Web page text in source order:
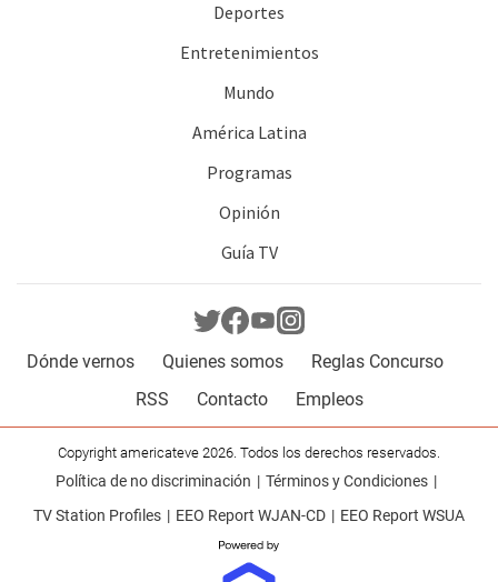
Deportes
Entretenimientos
Mundo
América Latina
Programas
Opinión
Guía TV
Dónde vernos Quienes somos
Reglas Concurso
RSS
Contacto Empleos
Copyright americateve 2026. Todos los derechos reservados.
Política de no discriminación
Términos y Condiciones
TV Station Profiles
EEO Report WJAN-CD EEO Report WSUA